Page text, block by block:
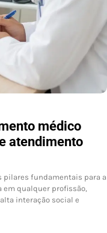
médico
atendimento
pilares fundamentais para a
em qualquer profissão,
interação social e